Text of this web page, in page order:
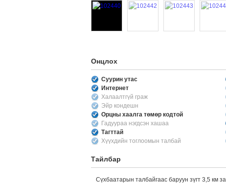
Онцлох
Суурин утас
Интернет
Халаалтгүй граж
Эйр кондешн
Орцны хаалга төмөр кодтой
Гадуураа нэгдсэн хашаа
Тагттай
Хүүхдийн тоглоомын талбай
Тайлбар
Сүхбаатарын талбайгаас баруун зүгт 3,5 км